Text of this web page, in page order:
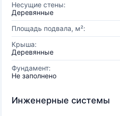
Несущие стены:
Деревянные
Площадь подвала, м²:
Крыша:
Деревянные
Фундамент:
Не заполнено
Инженерные системы